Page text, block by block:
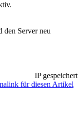
den Server neu
IP gespeichert
für diesen Artikel